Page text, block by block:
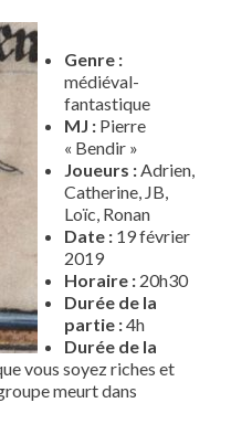
Genre :
médiéval-
fantastique
MJ : Pierre
« Bendir »
Joueurs :Adrien,
Catherine, JB,
Loïc, Ronan
Date : 19 février
2019
Horaire : 20h30
Durée de la
partie :4h
Durée de la
vous soyez riches et
meurt dans